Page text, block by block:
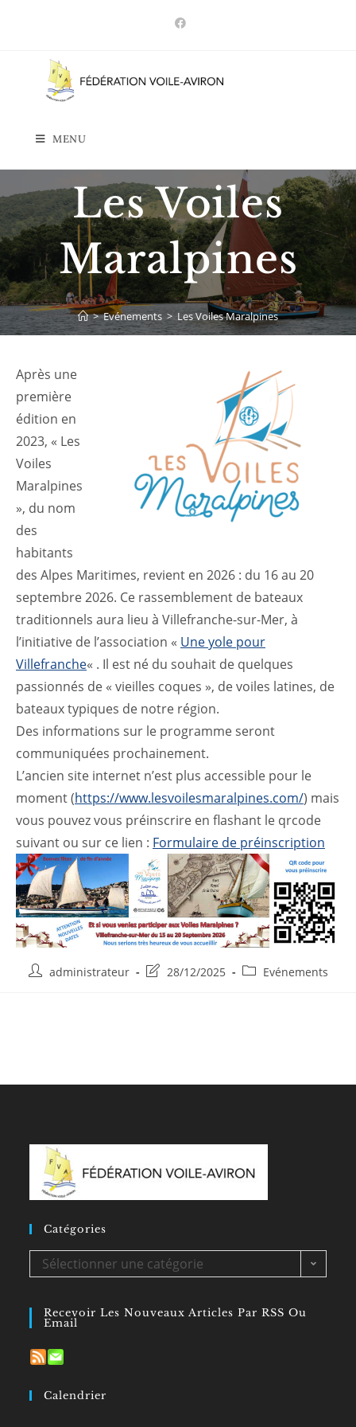
MENU
Les Voiles
Maralpines
> Evénements > Les Voiles Maralpines
Après une
première
édition en
2023, « Les
Voiles
Maralpines
», du nom
des
habitants
des Alpes Maritimes, revient en 2026 : du 16 au 20
septembre 2026. Ce rassemblement de bateaux
traditionnels aura lieu à Villefranche-sur-Mer, à
l’initiative de l’association « Une yole pour
Villefranche« . Il est né du souhait de quelques
passionnés de « vieilles coques », de voiles latines, de
bateaux typiques de notre région.
Des informations sur le programme seront
communiquées prochainement.
L’ancien site internet n’est plus accessible pour le
moment (https://www.lesvoilesmaralpines.com/) mais
vous pouvez vous préinscrire en flashant le qrcode
suivant ou sur ce lien : Formulaire de préinscription
Auteur/autrice
administrateur
Post 28/12/2025
Post Evénements
Catégories
Catégories
Sélectionner une catégorie
Recevoir Les Nouveaux Articles Par RSS Ou
Email
Calendrier